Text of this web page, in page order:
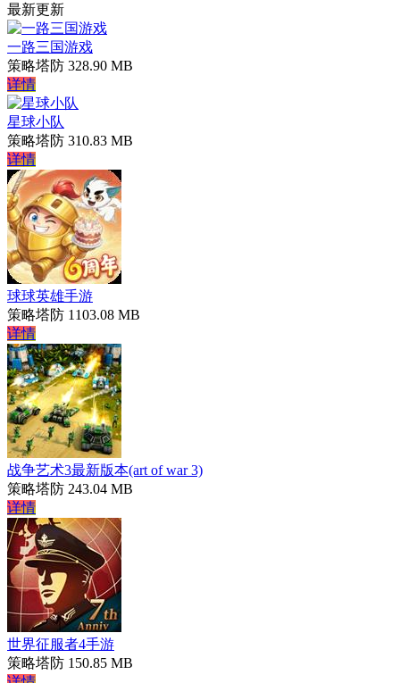
最新更新
一路三国游戏
策略塔防 328.90 MB
详情
星球小队
策略塔防 310.83 MB
详情
球球英雄手游
策略塔防 1103.08 MB
详情
战争艺术3最新版本(art of war 3)
策略塔防 243.04 MB
详情
世界征服者4手游
策略塔防 150.85 MB